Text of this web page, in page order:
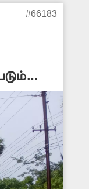
அகற்றி,
என
#66183